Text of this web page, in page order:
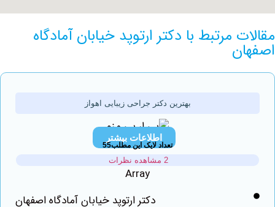
مرتبط با دکتر ارتوپد خیابان آمادگاه
بهترین دکتر جراحی زیبایی اهواز
اطلاعات بیشتر
تعداد لایک این مطلب55
دکتر ارتوپد خیابان آمادگاه اصفهان